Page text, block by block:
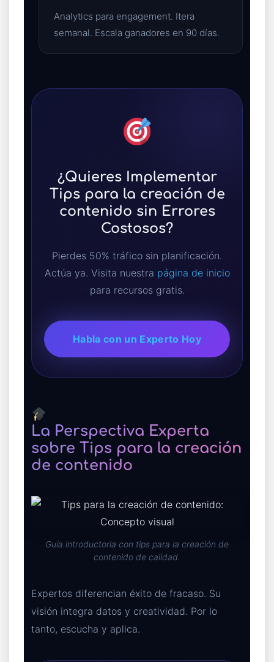
Analytics para engagement. Itera
semanal. Escala ganadores en 90 días.
¿Quieres Implementar
Tips para la creación de
contenido sin Errores
Costosos?
Pierdes 50% tráfico sin planificación.
Actúa ya. Visita nuestra página de inicio
para recursos gratis.
Habla con un Experto Hoy
La Perspectiva Experta
sobre Tips para la creación
de contenido
Guía introductoria con tips para la creación de
contenido de calidad.
Expertos diferencian éxito de fracaso. Su
visión integra datos y creatividad. Por lo
tanto, escucha y aplica.